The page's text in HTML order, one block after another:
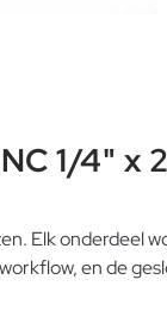
1/4" x
Elk
en de